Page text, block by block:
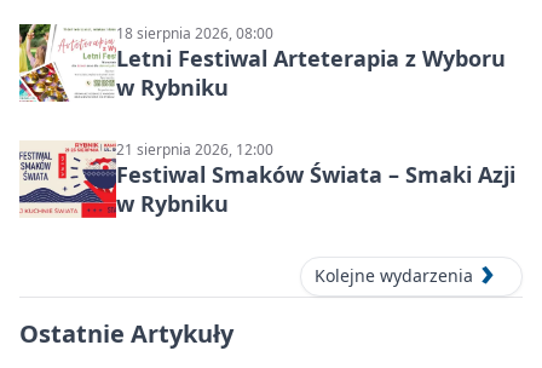
18 sierpnia 2026, 08:00
Letni Festiwal Arteterapia z Wyboru
w Rybniku
21 sierpnia 2026, 12:00
Festiwal Smaków Świata – Smaki Azji
w Rybniku
Kolejne wydarzenia
Ostatnie Artykuły